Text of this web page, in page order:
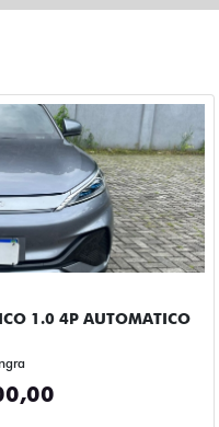
1.0 4P AUTOMATICO